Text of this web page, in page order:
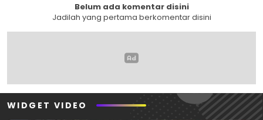
Belum ada komentar disini
Jadilah yang pertama berkomentar disini
WIDGET VIDEO